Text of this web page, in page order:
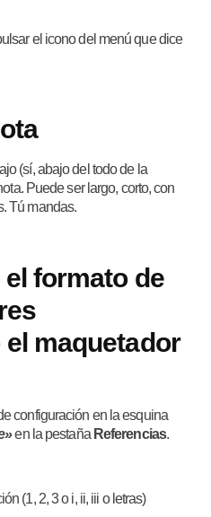
el icono del menú que dice
(sí, abajo del todo de la
Puede ser largo, corto, con
Tú mandas.
formato de
maquetador
configuración en la esquina
en la pestaña Referencias.
(1, 2, 3 o i, ii, iii o letras)